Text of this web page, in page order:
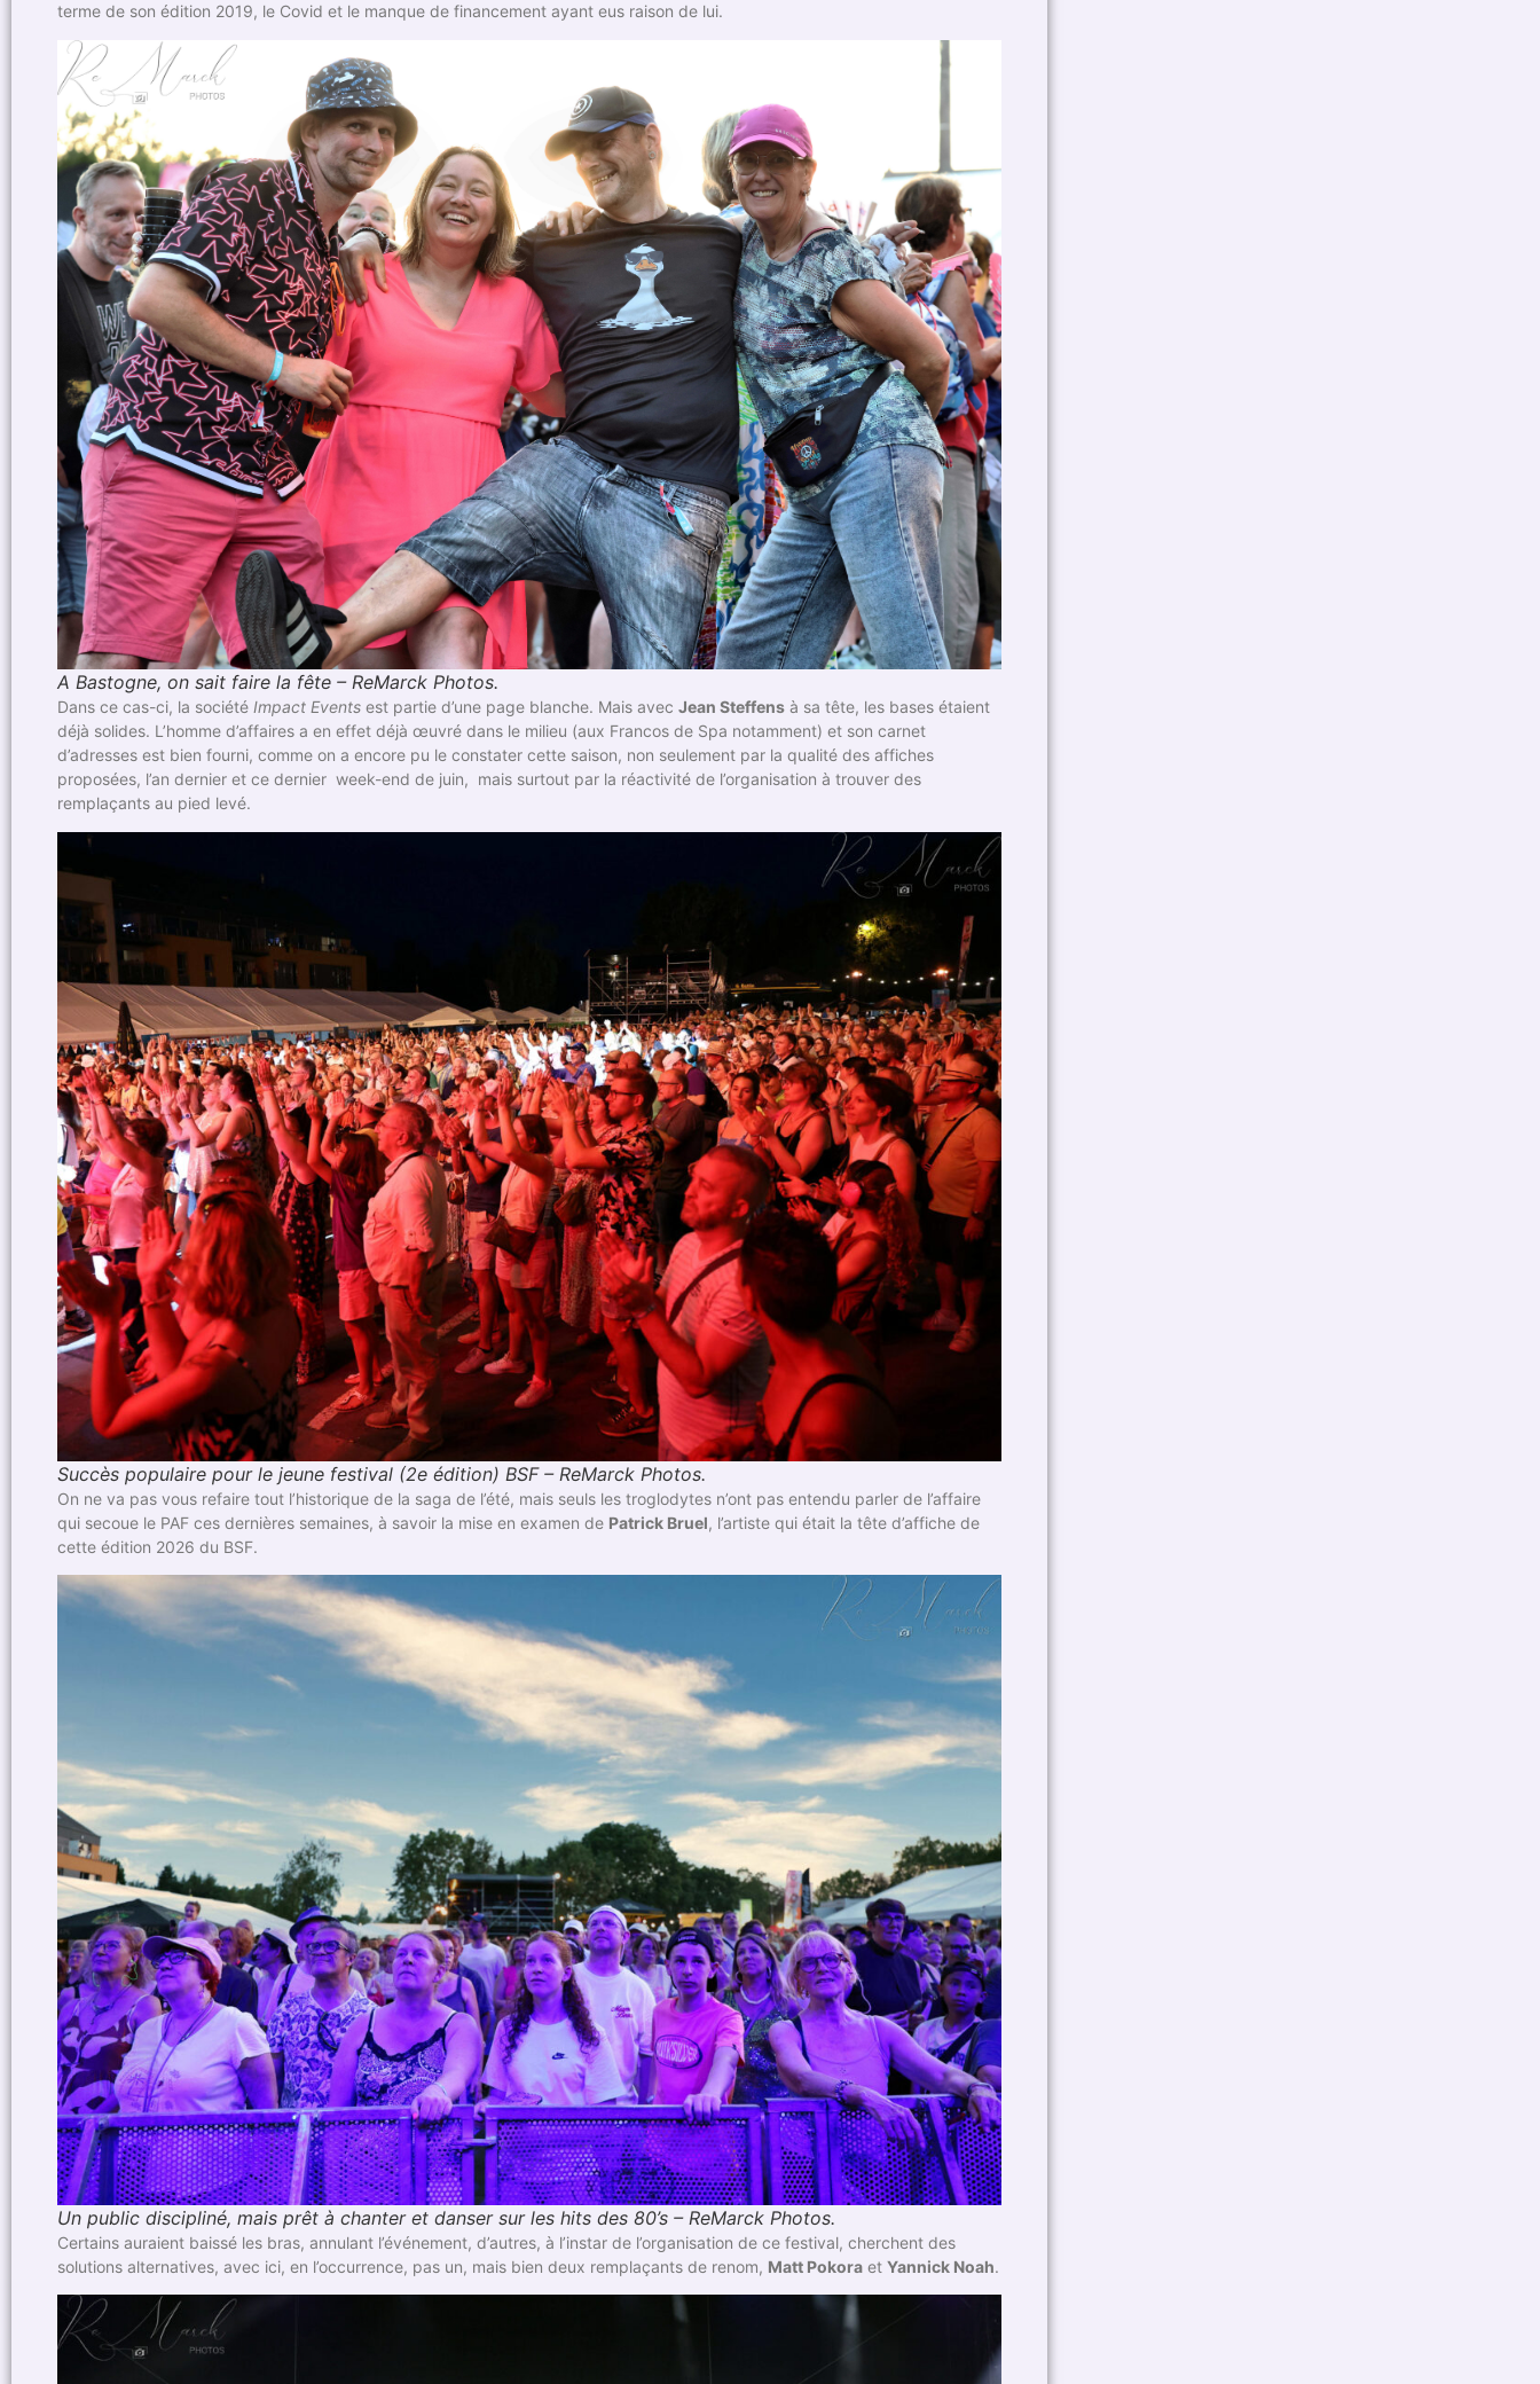
terme de son édition 2019, le Covid et le manque de financement ayant eus raison de lui.
A Bastogne, on sait faire la fête – ReMarck Photos.
Dans ce cas-ci, la société Impact Events est partie d’une page blanche. Mais avec Jean Steffens à sa tête, les bases étaient
déjà solides. L’homme d’affaires a en effet déjà œuvré dans le milieu (aux Francos de Spa notamment) et son carnet
d’adresses est bien fourni, comme on a encore pu le constater cette saison, non seulement par la qualité des affiches
proposées, l’an dernier et ce dernier week-end de juin, mais surtout par la réactivité de l’organisation à trouver des
remplaçants au pied levé.
Succès populaire pour le jeune festival (2e édition) BSF – ReMarck Photos.
On ne va pas vous refaire tout l’historique de la saga de l’été, mais seuls les troglodytes n’ont pas entendu parler de l’affaire
qui secoue le PAF ces dernières semaines, à savoir la mise en examen de Patrick Bruel, l’artiste qui était la tête d’affiche de
cette édition 2026 du BSF.
Un public discipliné, mais prêt à chanter et danser sur les hits des 80’s – ReMarck Photos.
Certains auraient baissé les bras, annulant l’événement, d’autres, à l’instar de l’organisation de ce festival, cherchent des
solutions alternatives, avec ici, en l’occurrence, pas un, mais bien deux remplaçants de renom, Matt Pokora et Yannick Noah.